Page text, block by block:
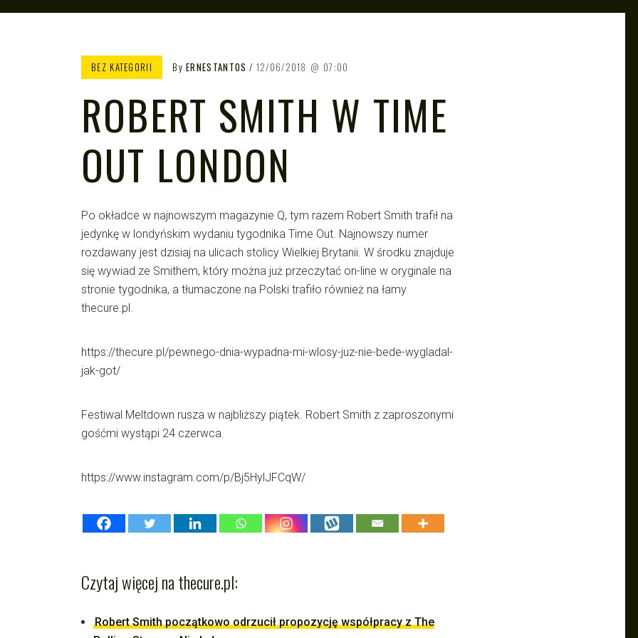
BEZ KATEGORII ByERNESTANTOS 12/06/2018 07:00
ROBERT SMITH W TIME
OUT LONDON
Po okładce w najnowszym magazynie Q, tym razem Robert Smith trafił na
jedynkę w londyńskim wydaniu tygodnika Time Out. Najnowszy numer
rozdawany jest dzisiaj na ulicach stolicy Wielkiej Brytanii. W środku znajduje
się wywiad ze Smithem, który można już przeczytać on-line w oryginale na
stronie tygodnika, a tłumaczone na Polski trafiło również na łamy
thecure.pl.
https://thecure.pl/pewnego-dnia-wypadna-mi-wlosy-juz-nie-bede-wygladal-
jak-got/
Festiwal Meltdown rusza w najbliższy piątek. Robert Smith z zaproszonymi
gośćmi wystąpi 24 czerwca.
https://www.instagram.com/p/Bj5HylJFCqW/
Czytaj więcej na thecure.pl:
Robert Smith początkowo odrzucił propozycję współpracy z The